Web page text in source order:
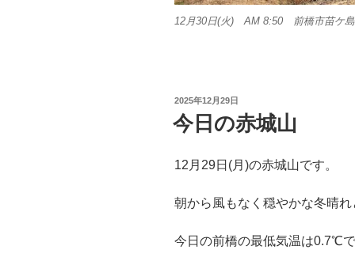
12月30日(火) AM 8:50 前橋市苗ケ
投
稿
日:
2025年12月29日
今日の赤城山
12月29日(月)の赤城山です。
朝から風もなく穏やかな冬晴
今日の前橋の最低気温は0.7℃